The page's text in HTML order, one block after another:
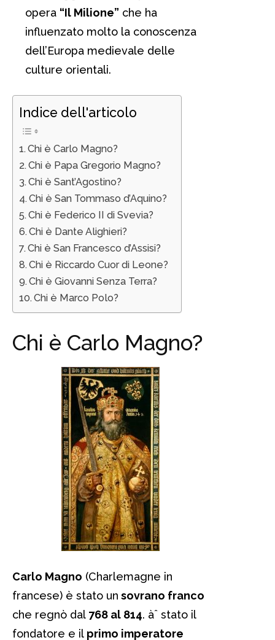
opera “Il Milione” che ha
influenzato molto la conoscenza
dell’Europa medievale delle
culture orientali.
Indice dell'articolo
Chi è Carlo Magno?
Chi è Papa Gregorio Magno?
Chi è Sant’Agostino?
Chi è San Tommaso d’Aquino?
Chi è Federico II di Svevia?
Chi è Dante Alighieri?
Chi è San Francesco d’Assisi?
Chi è Riccardo Cuor di Leone?
Chi è Giovanni Senza Terra?
Chi è Marco Polo?
Chi è Carlo Magno?
Carlo Magno (Charlemagne in
francese) è stato un sovrano franco
che regnò dal 768 al 814. àˆ stato il
fondatore e il primo imperatore